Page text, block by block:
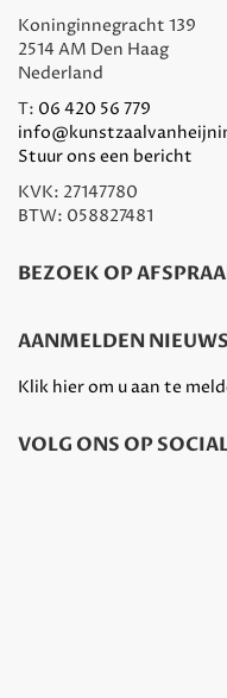
Koninginnegracht 139
2514 AM Den Haag
Nederland
T: 06 420 56 779
Stuur ons een bericht
KVK: 27147780
BTW: 058827481
BEZOEK OP
AANMELDEN
Klik hier om u aan te
VOLG ONS OP